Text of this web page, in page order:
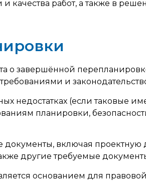
качества работ, а также в
завершённой
и
недостатках (если таковые
планировки,
включая проектную
другие требуемые
основанием для